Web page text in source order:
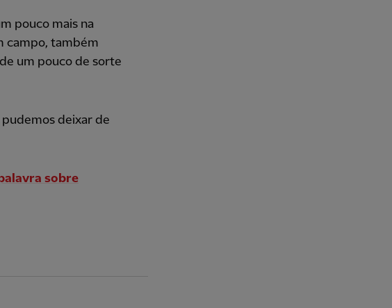
pouco mais na
campo, também
um pouco de sorte
pudemos deixar de
sobre